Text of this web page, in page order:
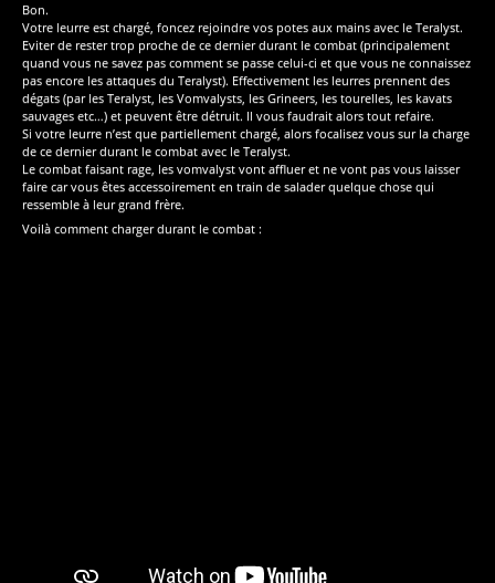
Bon.
Votre leurre est chargé, foncez rejoindre vos potes aux mains avec le Teralyst.
Eviter de rester trop proche de ce dernier durant le combat (principalement
quand vous ne savez pas comment se passe celui-ci et que vous ne connaissez
pas encore les attaques du Teralyst). Effectivement les leurres prennent des
dégats (par les Teralyst, les Vomvalysts, les Grineers, les tourelles, les kavats
sauvages etc…) et peuvent être détruit. Il vous faudrait alors tout refaire.
Si votre leurre n’est que partiellement chargé, alors focalisez vous sur la charge
de ce dernier durant le combat avec le Teralyst.
Le combat faisant rage, les vomvalyst vont affluer et ne vont pas vous laisser
faire car vous êtes accessoirement en train de salader quelque chose qui
ressemble à leur grand frère.
Voilà comment charger durant le combat :